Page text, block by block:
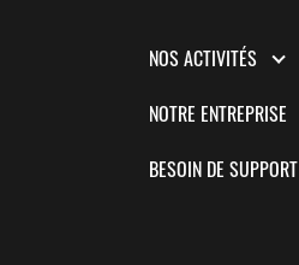
NOS ACTIVITÉS
NOTRE ENTREPRISE
BESOIN DE SUPPORT